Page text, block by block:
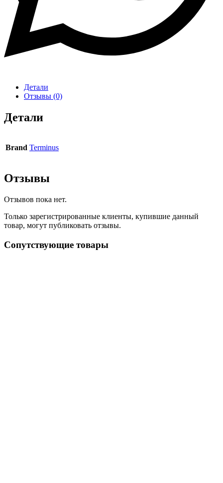
Детали
Отзывы (0)
Детали
Brand Terminus
Отзывы
Отзывов пока нет.
Только зарегистрированные клиенты, купившие данный
товар, могут публиковать отзывы.
Сопутствующие товары